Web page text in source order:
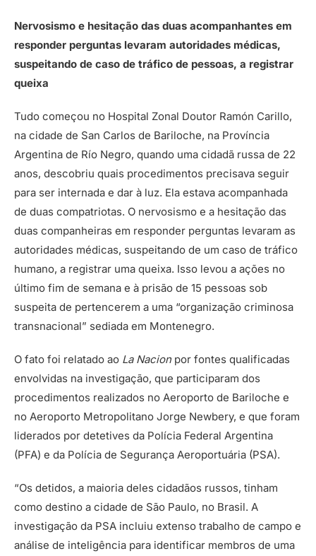
Nervosismo e hesitação das duas acompanhantes em
responder perguntas levaram autoridades médicas,
suspeitando de caso de tráfico de pessoas, a registrar
queixa
Tudo começou no Hospital Zonal Doutor Ramón Carillo,
na cidade de San Carlos de Bariloche, na Província
Argentina de Río Negro, quando uma cidadã russa de 22
anos, descobriu quais procedimentos precisava seguir
para ser internada e dar à luz. Ela estava acompanhada
de duas compatriotas. O nervosismo e a hesitação das
duas companheiras em responder perguntas levaram as
autoridades médicas, suspeitando de um caso de tráfico
humano, a registrar uma queixa. Isso levou a ações no
último fim de semana e à prisão de 15 pessoas sob
suspeita de pertencerem a uma “organização criminosa
transnacional” sediada em Montenegro.
O fato foi relatado ao La Nacionpor fontes qualificadas
envolvidas na investigação, que participaram dos
procedimentos realizados no Aeroporto de Bariloche e
no Aeroporto Metropolitano Jorge Newbery, e que foram
liderados por detetives da Polícia Federal Argentina
(PFA) e da Polícia de Segurança Aeroportuária (PSA).
“Os detidos, a maioria deles cidadãos russos, tinham
como destino a cidade de São Paulo, no Brasil. A
investigação da PSA incluiu extenso trabalho de campo e
análise de inteligência para identificar membros de uma